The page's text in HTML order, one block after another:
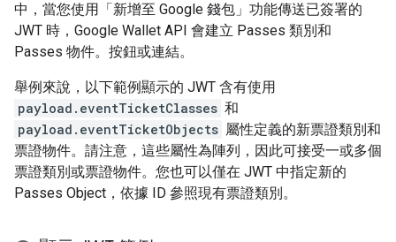
中，當您使用「新增至 Google 錢包」功能傳送已簽署的
JWT 時，Google Wallet API 會建立 Passes 類別和
Passes 物件。按鈕或連結。
舉例來說，以下範例顯示的 JWT 含有使用
payload.eventTicketClasses 和
payload.eventTicketObjects 屬性定義的新票證類別和
票證物件。請注意，這些屬性為陣列，因此可接受一或多個
票證類別或票證物件。您也可以僅在 JWT 中指定新的
Passes Object，依據 ID 參照現有票證類別。